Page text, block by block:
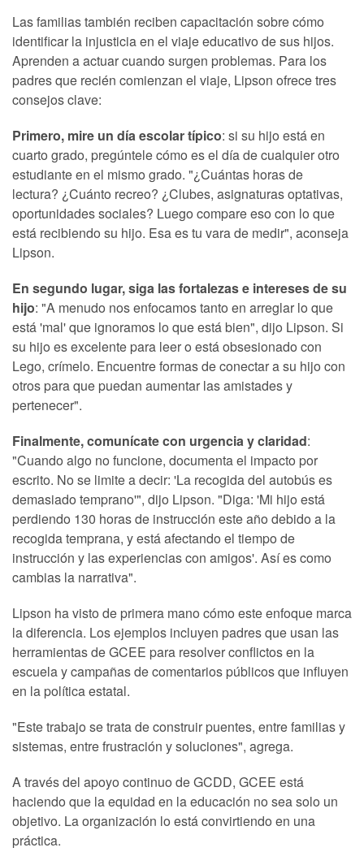
Las familias también reciben capacitación sobre cómo
identificar la injusticia en el viaje educativo de sus hijos.
Aprenden a actuar cuando surgen problemas. Para los
padres que recién comienzan el viaje, Lipson ofrece tres
consejos clave:
Primero, mire un día escolar típico: si su hijo está en
cuarto grado, pregúntele cómo es el día de cualquier otro
estudiante en el mismo grado. "¿Cuántas horas de
lectura? ¿Cuánto recreo? ¿Clubes, asignaturas optativas,
oportunidades sociales? Luego compare eso con lo que
está recibiendo su hijo. Esa es tu vara de medir", aconseja
Lipson.
En segundo lugar, siga las fortalezas e intereses de su
hijo: "A menudo nos enfocamos tanto en arreglar lo que
está 'mal' que ignoramos lo que está bien", dijo Lipson. Si
su hijo es excelente para leer o está obsesionado con
Lego, crímelo. Encuentre formas de conectar a su hijo con
otros para que puedan aumentar las amistades y
pertenecer".
Finalmente, comunícate con urgencia y claridad:
"Cuando algo no funcione, documenta el impacto por
escrito. No se limite a decir: 'La recogida del autobús es
demasiado temprano'", dijo Lipson. "Diga: 'Mi hijo está
perdiendo 130 horas de instrucción este año debido a la
recogida temprana, y está afectando el tiempo de
instrucción y las experiencias con amigos'. Así es como
cambias la narrativa".
Lipson ha visto de primera mano cómo este enfoque marca
la diferencia. Los ejemplos incluyen padres que usan las
herramientas de GCEE para resolver conflictos en la
escuela y campañas de comentarios públicos que influyen
en la política estatal.
"Este trabajo se trata de construir puentes, entre familias y
sistemas, entre frustración y soluciones", agrega.
A través del apoyo continuo de GCDD, GCEE está
haciendo que la equidad en la educación no sea solo un
objetivo. La organización lo está convirtiendo en una
práctica.